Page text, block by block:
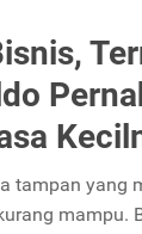
tampan yang
mampu.